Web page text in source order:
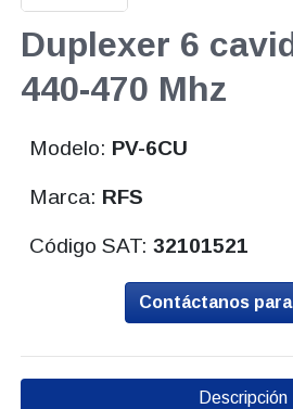
Duplexer 6
440-470 Mhz
Modelo: PV-6CU
Marca: RFS
Código SAT:32101521
Contáctanos
Descripción